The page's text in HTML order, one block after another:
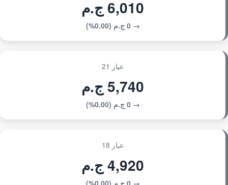
6,010 ج.م
→ 0 ج.م (0.00%)
عيار 21
5,740 ج.م
→ 0 ج.م (0.00%)
عيار 18
4,920 ج.م
→ 0 ج.م (0.00%)